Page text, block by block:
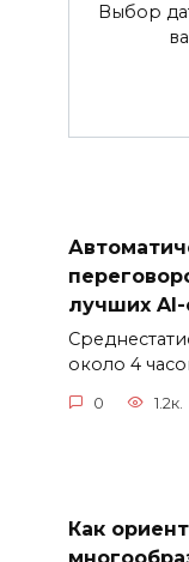
Выбор
лучших AI-
около 4
0 1.2к.
Как